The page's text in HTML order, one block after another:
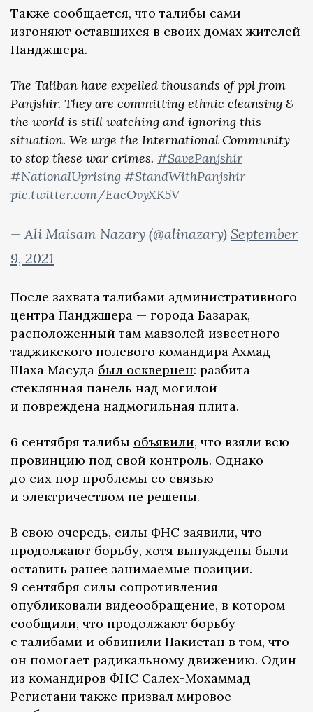
Также сообщается, что талибы сами
изгоняют оставшихся в своих домах жителей
Панджшера.
The Taliban have expelled thousands of ppl from
Panjshir. They are committing ethnic cleansing &
the world is still watching and ignoring this
situation. We urge the International Community
to stop these war crimes. #SavePanjshir
#NationalUprising #StandWithPanjshir
pic.twitter.com/EacOvyXK5V
— Ali Maisam Nazary (@alinazary) September
9, 2021
После захвата талибами административного
центра Панджшера — города Базарак,
расположенный там мавзолей известного
таджикского полевого командира Ахмад
Шаха Масуда был осквернен: разбита
стеклянная панель над могилой
и повреждена надмогильная плита.
6 сентября талибы объявили, что взяли всю
провинцию под свой контроль. Однако
до сих пор проблемы со связью
и электричеством не решены.
В свою очередь, силы ФНС заявили, что
продолжают борьбу, хотя вынуждены были
оставить ранее занимаемые позиции.
9 сентября силы сопротивления
опубликовали видеообращение, в котором
сообщили, что продолжают борьбу
с талибами и обвинили Пакистан в том, что
он помогает радикальному движению. Один
из командиров ФНС Салех-Мохаммад
Регистани также призвал мировое